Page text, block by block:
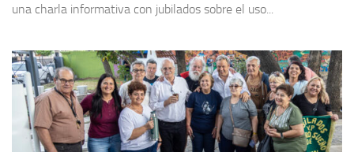
una charla informativa con jubilados sobre el uso...